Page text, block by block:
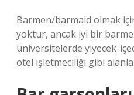
Barmen/barmaid olmak
yoktur, ancak iyi bir
üniversitelerde yiyecek-
otel işletmeciliği gibi